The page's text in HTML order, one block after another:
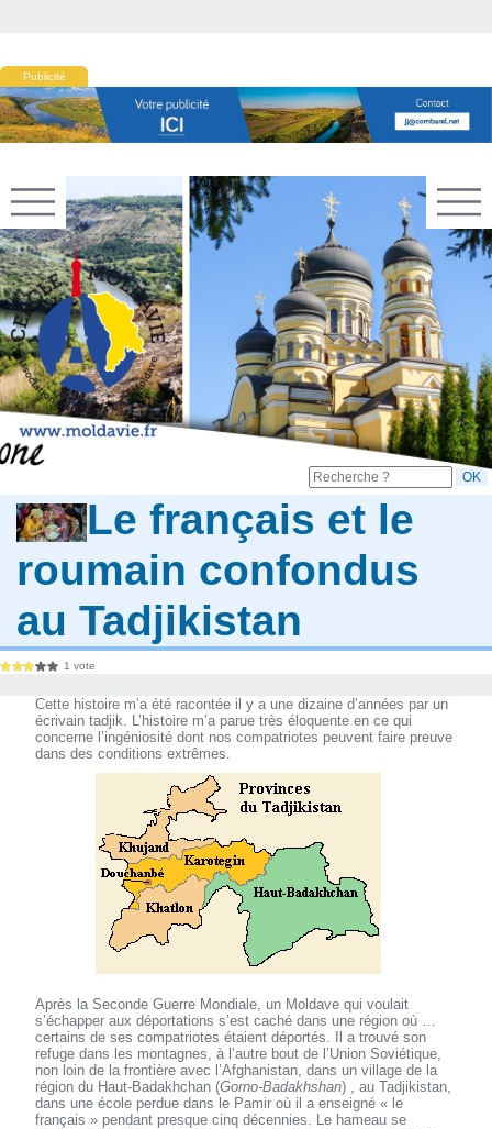
Publicité
Le français et le
roumain confondus
au Tadjikistan
1 vote
Cette histoire m’a été racontée il y a une dizaine d’années par un
écrivain tadjik. L’histoire m’a parue très éloquente en ce qui
concerne l’ingéniosité dont nos compatriotes peuvent faire preuve
dans des conditions extrêmes.
Après la Seconde Guerre Mondiale, un Moldave qui voulait
s’échapper aux déportations s’est caché dans une région où …
certains de ses compatriotes étaient déportés. Il a trouvé son
refuge dans les montagnes, à l’autre bout de l’Union Soviétique,
non loin de la frontière avec l’Afghanistan, dans un village de la
région du Haut-Badakhchan (Gorno-Badakhshan) , au Tadjikistan,
dans une école perdue dans le Pamir où il a enseigné « le
français » pendant presque cinq décennies. Le hameau se